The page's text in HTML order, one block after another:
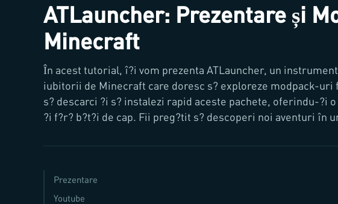
ATLauncher: Prezentare și
Minecraft
În acest tutorial, î?i vom prezenta ATLauncher, un
iubitorii de Minecraft care doresc s? exploreze modpack-uri
s? descarci ?i s? instalezi rapid aceste pachete, oferindu-?i
?i f?r? b?t?i de cap. Fii preg?tit s? descoperi noi aventuri în
Prezentare
Youtube